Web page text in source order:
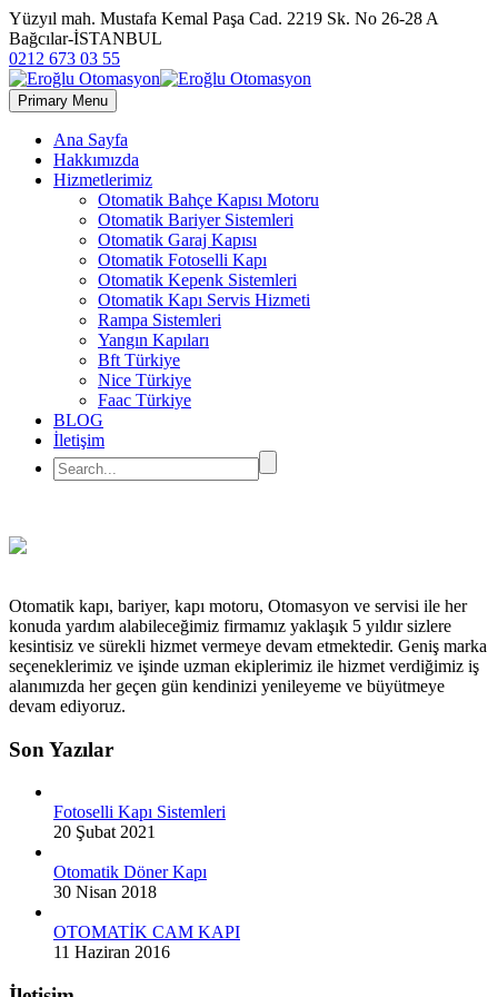
Yüzyıl mah. Mustafa Kemal Paşa Cad. 2219 Sk. No 26-28 A
Bağcılar-İSTANBUL
0212 673 03 55
Primary Menu
Ana Sayfa
Hakkımızda
Hizmetlerimiz
Otomatik Bahçe Kapısı Motoru
Otomatik Bariyer Sistemleri
Otomatik Garaj Kapısı
Otomatik Fotoselli Kapı
Otomatik Kepenk Sistemleri
Otomatik Kapı Servis Hizmeti
Rampa Sistemleri
Yangın Kapıları
Bft Türkiye
Nice Türkiye
Faac Türkiye
BLOG
İletişim
Otomatik kapı, bariyer, kapı motoru, Otomasyon ve servisi ile her
konuda yardım alabileceğimiz firmamız yaklaşık 5 yıldır sizlere
kesintisiz ve sürekli hizmet vermeye devam etmektedir. Geniş marka
seçeneklerimiz ve işinde uzman ekiplerimiz ile hizmet verdiğimiz iş
alanımızda her geçen gün kendinizi yenileyeme ve büyütmeye
devam ediyoruz.
Son Yazılar
Fotoselli Kapı Sistemleri
20 Şubat 2021
Otomatik Döner Kapı
30 Nisan 2018
OTOMATİK CAM KAPI
11 Haziran 2016